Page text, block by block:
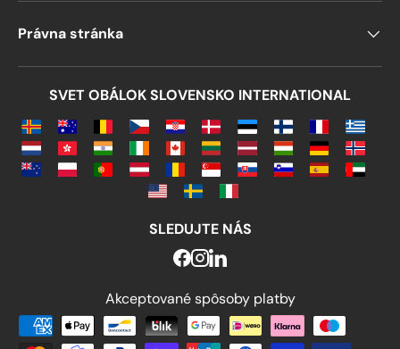
Právna stránka
SVET OBÁLOK SLOVENSKO INTERNATIONAL
SLEDUJTE NÁS
Akceptované spôsoby platby
Akceptované spôsoby platby